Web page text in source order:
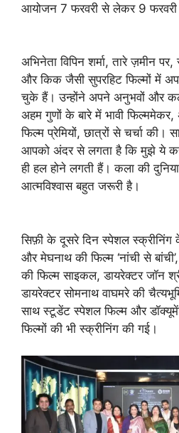
आयोजन 7 फरवरी से लेकर 9 फरवरी
अभिनेता विपिन शर्मा, तारे ज़मीन
और किक जैसी सुपरहिट फिल्मों में
चुके हैं। उन्होंने अपने अनुभवों और
अहम गुणों के बारे में भावी फिल्ममेकर,
फिल्म प्रेमियों, छात्रों से चर्चा की।
आपको अंदर से लगता है कि मुझे ये
ही हल होने लगती हैं। कला की
आत्मविश्वास बहुत जरूरी है।
सिफ़ी के दूसरे दिन स्पेशल स्क्रीनिंग
और मेघनाथ की फिल्म ‘नांची से
की फिल्म साइकल, डायरेक्टर जॉन
डायरेक्टर सोमनाथ वाघमरे की
साथ स्टूडेंट स्पेशल फिल्म और
फिल्मों की भी स्क्रीनिंग की गई।